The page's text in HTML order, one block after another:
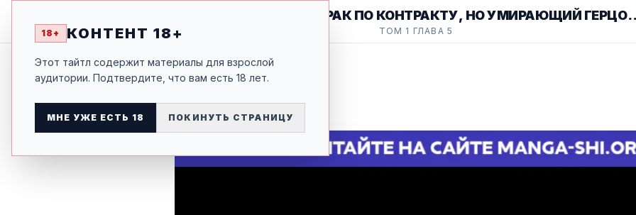
18+ КОНТЕНТ 18+
Этот тайтл содержит материалы для взрослой
аудитории. Подтвердите, что вам есть 18 лет.
МНЕ УЖЕ ЕСТЬ 18 ПОКИНУТЬ СТРАНИЦУ
ЭТО БЫЛ ВСЕГО ЛИШЬ БРАК ПО КОНТРАКТУ, НО УМИРАЮЩИЙ ГЕРЦОГ
БЕЗ УМА ОТ МЕНЯ
ТОМ 1 ГЛАВА 5